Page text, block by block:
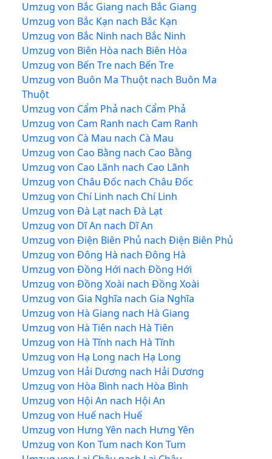
Umzug von Bắc Giang nach Bắc Giang
Umzug von Bắc Kạn nach Bắc Kạn
Umzug von Bắc Ninh nach Bắc Ninh
Umzug von Biên Hòa nach Biên Hòa
Umzug von Bến Tre nach Bến Tre
Umzug von Buôn Ma Thuột nach Buôn Ma
Thuột
Umzug von Cẩm Phả nach Cẩm Phả
Umzug von Cam Ranh nach Cam Ranh
Umzug von Cà Mau nach Cà Mau
Umzug von Cao Bằng nach Cao Bằng
Umzug von Cao Lãnh nach Cao Lãnh
Umzug von Châu Đốc nach Châu Đốc
Umzug von Chí Linh nach Chí Linh
Umzug von Đà Lạt nach Đà Lạt
Umzug von Dĩ An nach Dĩ An
Umzug von Điện Biên Phủ nach Điện Biên Phủ
Umzug von Đông Hà nach Đông Hà
Umzug von Đồng Hới nach Đồng Hới
Umzug von Đồng Xoài nach Đồng Xoài
Umzug von Gia Nghĩa nach Gia Nghĩa
Umzug von Hà Giang nach Hà Giang
Umzug von Hà Tiên nach Hà Tiên
Umzug von Hà Tĩnh nach Hà Tĩnh
Umzug von Hạ Long nach Hạ Long
Umzug von Hải Dương nach Hải Dương
Umzug von Hòa Bình nach Hòa Bình
Umzug von Hội An nach Hội An
Umzug von Huế nach Huế
Umzug von Hưng Yên nach Hưng Yên
Umzug von Kon Tum nach Kon Tum